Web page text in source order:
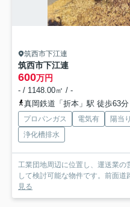
筑西市下江連
筑西市下江連
600万円
- / 1148.00㎡ / -
真岡鉄道「折本」駅 徒歩63分
プロパンガス 電気有 陽当
浄化槽排水
工業団地周辺に位置し、運送業の
して検討可能な物件です。前面
見る